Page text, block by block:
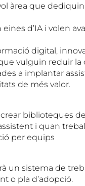
àrea que
d’IA i volen
digital,
vulguin reduir la
a implantar
de més valor.
biblioteques
i quan
per equips
un sistema de
o pla d’adopció.